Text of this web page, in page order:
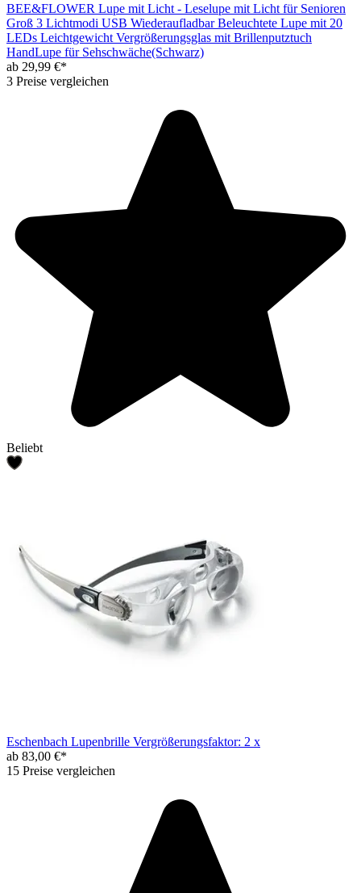
BEE&FLOWER Lupe mit Licht - Leselupe mit Licht für Senioren
Groß 3 Lichtmodi USB Wiederaufladbar Beleuchtete Lupe mit 20
LEDs Leichtgewicht Vergrößerungsglas mit Brillenputztuch
HandLupe für Sehschwäche(Schwarz)
ab 29,99 €*
3 Preise vergleichen
Beliebt
Eschenbach Lupenbrille Vergrößerungsfaktor: 2 x
ab 83,00 €*
15 Preise vergleichen